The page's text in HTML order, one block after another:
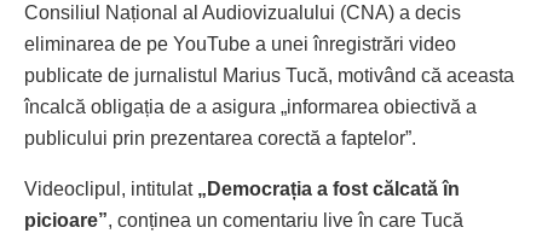
Consiliul Național al Audiovizualului (CNA) a decis
eliminarea de pe YouTube a unei înregistrări video
publicate de jurnalistul Marius Tucă, motivând că aceasta
încalcă obligația de a asigura „informarea obiectivă a
publicului prin prezentarea corectă a faptelor”.
Videoclipul, intitulat „Democrația a fost călcată în
picioare”, conținea un comentariu live în care Tucă